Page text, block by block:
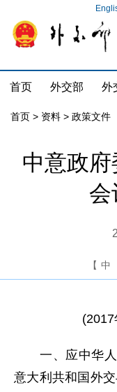
首页 外交部 外
首页 > 资料 > 政策文件
中意政
会
【 中
(2017
一、应中华人
意大利共和国外